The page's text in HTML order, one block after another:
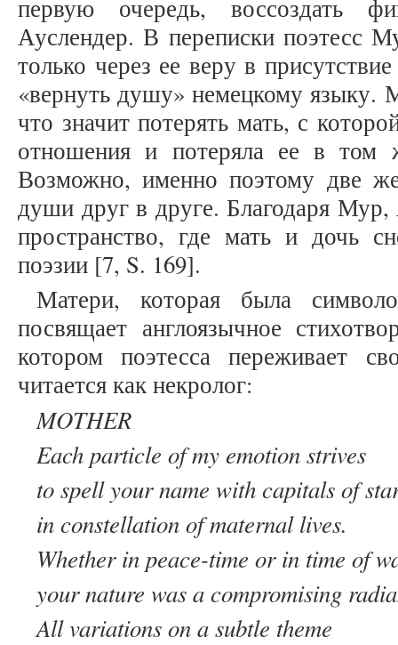
первую очередь, воссоздать
Ауслендер. В переписки поэтесс
только через ее веру в
«вернуть душу» немецкому языку.
что значит потерять мать, с
отношения и потеряла ее в том
Возможно, именно поэтому две
души друг в друге. Благодаря Мур,
пространство, где мать и дочь
поэзии [7, S. 169].
Матери, которая была
посвящает англоязычное
котором поэтесса переживает
читается как некролог:
MOTHER
Each particle of my emotion strives
to spell your name with capitals of
in constellation of maternal lives.
Whether in peace-time or in time of
your nature was a compromising
All variations on a subtle theme